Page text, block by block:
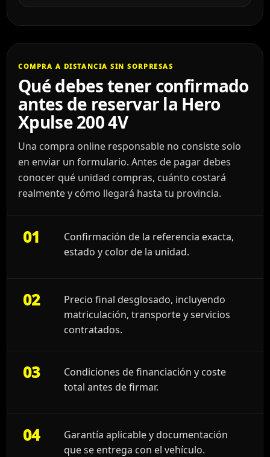
COMPRA A DISTANCIA SIN SORPRESAS
Qué debes tener confirmado
antes de reservar la Hero
Xpulse 200 4V
Una compra online responsable no consiste solo
en enviar un formulario. Antes de pagar debes
conocer qué unidad compras, cuánto costará
realmente y cómo llegará hasta tu provincia.
01
Confirmación de la referencia exacta,
estado y color de la unidad.
02
Precio final desglosado, incluyendo
matriculación, transporte y servicios
contratados.
03
Condiciones de financiación y coste
total antes de firmar.
04
Garantía aplicable y documentación
que se entrega con el vehículo.